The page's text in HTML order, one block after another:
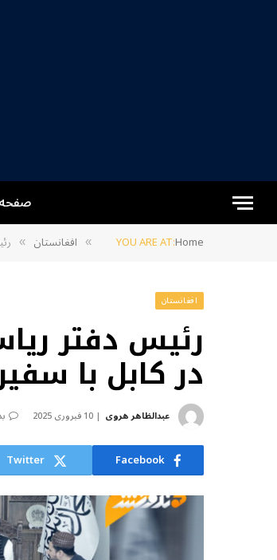
YOU ARE AT:Home
» افغانستان »
افغانستان
رئیس دفتر
در کابل با
عبدالظاهر هروی 10 فبروری 2025
Facebook
Twitter